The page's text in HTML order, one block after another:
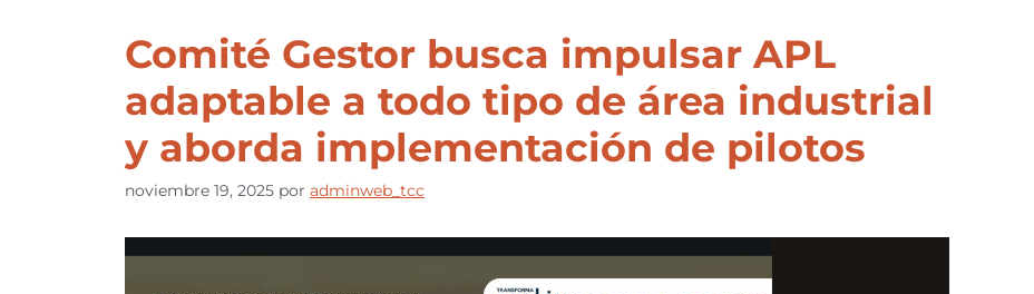
Comité Gestor busca impulsar APL
adaptable a todo tipo de área industrial
y aborda implementación de pilotos
noviembre 19, 2025 por adminweb_tcc